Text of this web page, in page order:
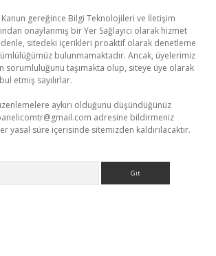
Kanun gereğince Bilgi Teknolojileri ve İletişim
onaylanmış bir Yer Sağlayıcı olarak hizmet
sitedeki içerikleri proaktif olarak denetleme
bulunmamaktadır. Ancak, üyelerimiz
sorumluluğunu taşımakta olup, siteye üye olarak
etmiş sayılırlar.
aykırı olduğunu düşündüğünüz
adresine bildirmeniz
yasal süre içerisinde sitemizden kaldırılacaktır.